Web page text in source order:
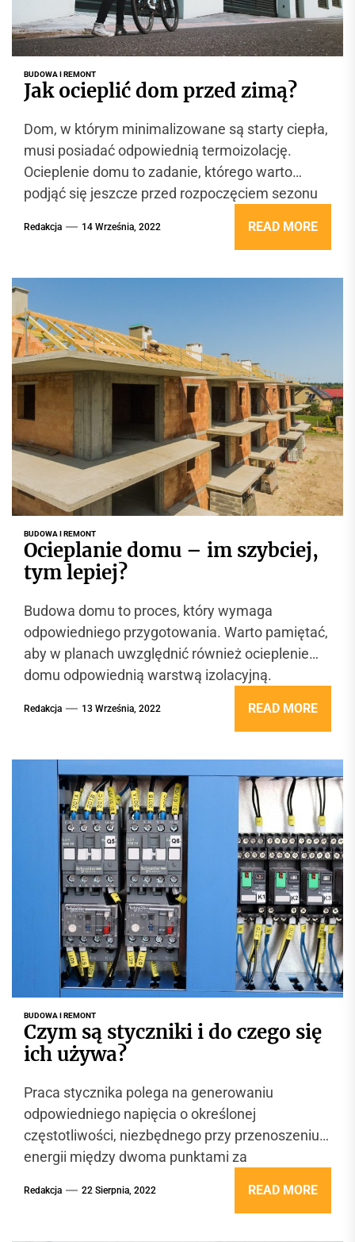
BUDOWA I REMONT
Jak ocieplić dom przed zimą?
Dom, w którym minimalizowane są starty ciepła,
musi posiadać odpowiednią termoizolację.
Ocieplenie domu to zadanie, którego warto
podjąć się jeszcze przed rozpoczęciem sezonu
Redakcja 14 Września, 2022 READ MORE
BUDOWA I REMONT
Ocieplanie domu – im szybciej,
tym lepiej?
Budowa domu to proces, który wymaga
odpowiedniego przygotowania. Warto pamiętać,
aby w planach uwzględnić również ocieplenie
domu odpowiednią warstwą izolacyjną.
Redakcja 13 Września, 2022 READ MORE
BUDOWA I REMONT
Czym są styczniki i do czego się
ich używa?
Praca stycznika polega na generowaniu
odpowiedniego napięcia o określonej
częstotliwości, niezbędnego przy przenoszeniu
energii między dwoma punktami za
Styczniki to urządzenia, które pełnią...
Redakcja 22 Sierpnia, 2022 READ MORE